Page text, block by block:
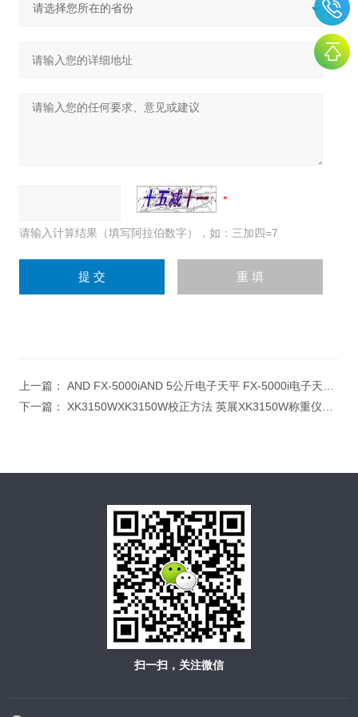
请输入计算结果（填写阿拉伯数字），如：三加四=7
上一篇： AND FX-5000iAND 5公斤电子天平 FX-5000i电子天平 0.01g日本电子天平
下一篇： XK3150WXK3150W校正方法 英展XK3150W称重仪表 规距XK3150W称重显示器
扫一扫，关注微信